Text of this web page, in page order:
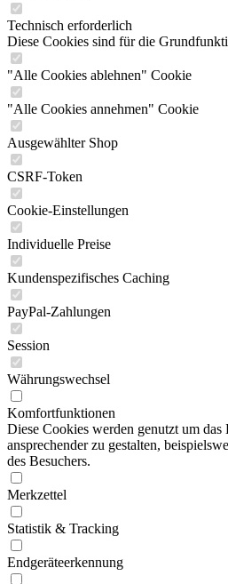
Technisch erforderlich
Diese Cookies sind für die
"Alle Cookies ablehnen" Cookie
"Alle Cookies annehmen" Cookie
Ausgewählter Shop
CSRF-Token
Cookie-Einstellungen
Individuelle Preise
Kundenspezifisches Caching
PayPal-Zahlungen
Session
Währungswechsel
Komfortfunktionen
Diese Cookies werden genutzt um das
ansprechender zu gestalten,
des Besuchers.
Merkzettel
Statistik & Tracking
Endgeräteerkennung